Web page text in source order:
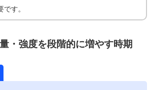
です。
・強度を段階的に増やす時期